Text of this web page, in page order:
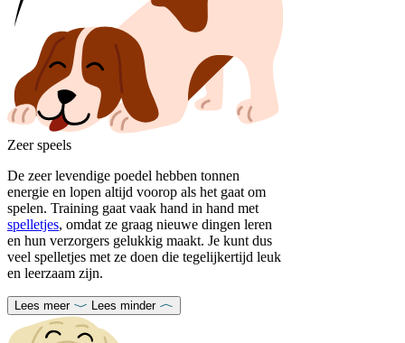
Zeer speels
De zeer levendige poedel hebben tonnen
energie en lopen altijd voorop als het gaat om
spelen. Training gaat vaak hand in hand met
spelletjes, omdat ze graag nieuwe dingen leren
en hun verzorgers gelukkig maakt. Je kunt dus
veel spelletjes met ze doen die tegelijkertijd leuk
en leerzaam zijn.
Lees meer Lees minder